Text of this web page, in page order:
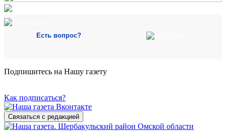
Есть вопрос?
Подпишитесь на Нашу газету
Как подписаться?
Связаться с редакцией